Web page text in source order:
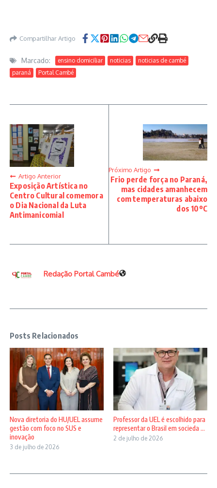
Compartilhar Artigo
Marcado: ensino domiciliar noticias
noticias de cambé
paraná
Portal Cambé
Artigo Anterior
Exposição Artística no
Centro Cultural comemora
o Dia Nacional da Luta
Antimanicomial
Próximo Artigo
Frio perde força no Paraná,
mas cidades amanhecem
com temperaturas abaixo
dos 10ºC
Redação Portal Cambé
Posts Relacionados
Nova diretoria do HU/UEL assume
gestão com foco no SUS e
inovação
3 de julho de 2026
Professor da UEL é escolhido para
representar o Brasil em socieda ...
2 de julho de 2026